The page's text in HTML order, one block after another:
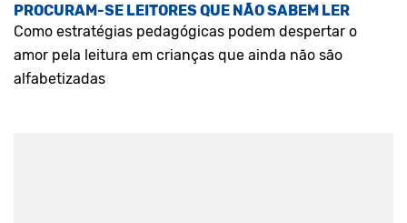
PROCURAM-SE LEITORES QUE NÃO SABEM LER
Como estratégias pedagógicas podem despertar o
amor pela leitura em crianças que ainda não são
alfabetizadas